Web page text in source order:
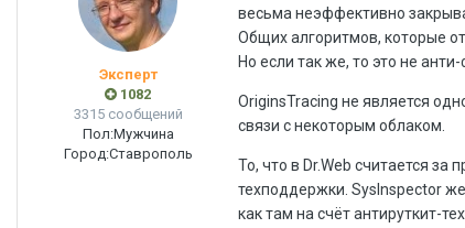
Эксперт
1082
3315 сообщений
Пол:Мужчина
Город:Ставрополь
весьма неэффективно
Общих алгоритмов, которые
Но если так же, то это не
OriginsTracing не является
связи с некоторым облаком.
То, что в Dr.Web считается
техподдержки. SysInspector
как там на счёт антируткит-